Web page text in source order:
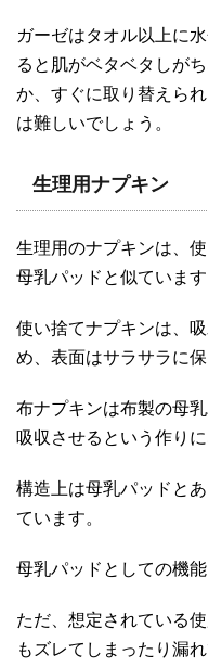
ガーゼはタオル以上に
ると肌がベタベタしが
か、すぐに取り替えら
は難しいでしょう。
生理用ナプキン
生理用のナプキンは、
母乳パッドと似ています
使い捨てナプキンは、
め、表面はサラサラに保
布ナプキンは布製の母
吸収させるという作りに
構造上は母乳パッドと
ています。
母乳パッドとしての機
ただ、想定されている
もズレてしまったり漏